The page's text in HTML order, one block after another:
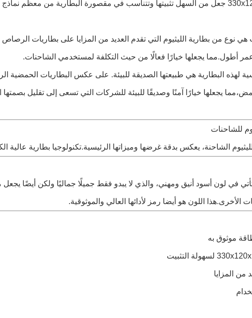
هي نوع من بطارية الليثيوم التي تقدم العديد من المزايا على بطاريات
عمر أطول.مما يجعلها خيارًا فعالًا من حيث التكلفة لمستخدمي الشاحنات.
لهذه البطارية هي طبيعتها الصديقة للبيئة. على عكس البطاريات الحمضية
يجعلها خيارًا آمنًا وصديقًا للبيئة للشركات التي تسعى إلى تقليل بصمتها
للشاحنات
الشاحنة، يعكس بدقة غرضها وميزاتها الرئيسية.تكنولوجيا بطارية عالية
تأتي في لون أسود أنيق ومهني، والذي لا يبدو فقط جميلًا جماليًا ولكن أيضًا
الأخرى.هذا اللون هو أيضا رمز لأدائها العالي والموثوقية.
من المزايا